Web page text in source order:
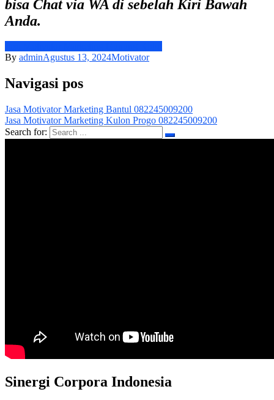
bisa Chat via WA di sebelah Kiri Bawah
Anda.
By adminAgustus 13, 2024Motivator
Navigasi pos
Jasa Motivator Marketing Bantul 082245009200
Jasa Motivator Marketing Kulon Progo 082245009200
Search for:
Sinergi Corpora Indonesia